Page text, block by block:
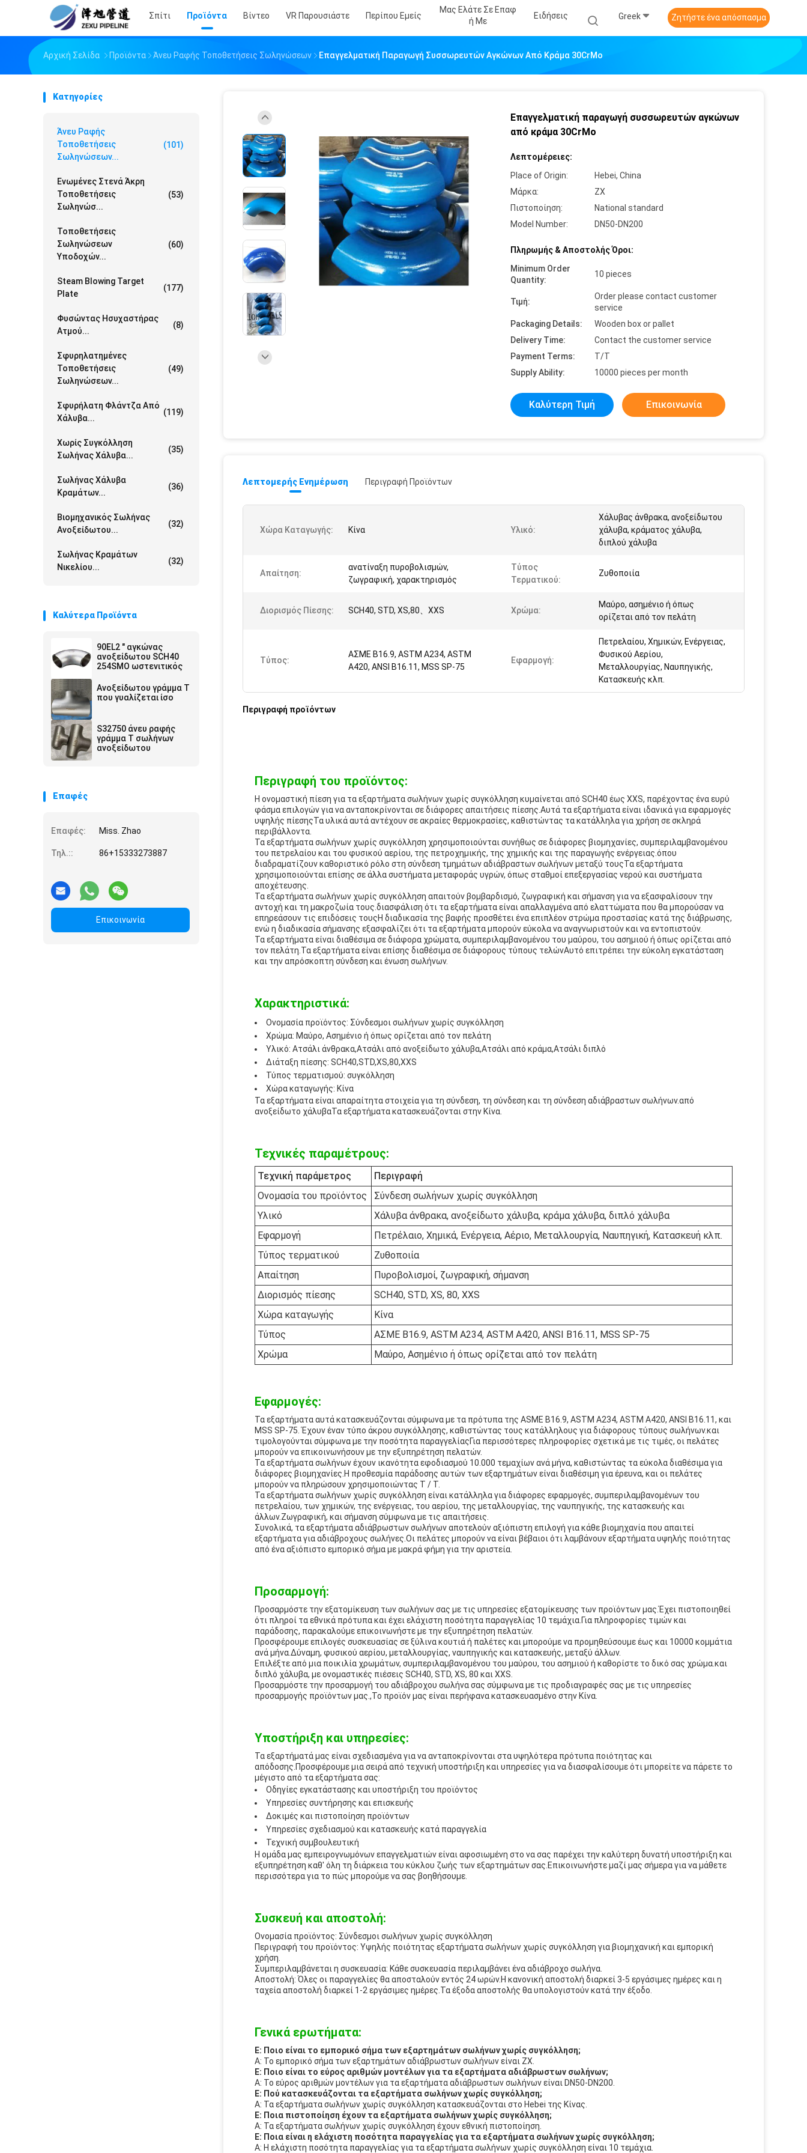
Σπίτι Προϊόντα Βίντεο VR Παρουσιάστε Περίπου Εμείς
Μας Ελάτε Σε Επαφ
Ή Με
Ειδήσεις Greek Ζητήστε ένα απόσπασμα
Αρχική Σελίδα Προϊόντα Άνευ Ραφής Τοποθετήσεις Σωληνώσεων Επαγγελματική Παραγωγή Συσσωρευτών Αγκώνων Από Κράμα 30CrMo
Κατηγορίες
Άνευ Ραφής
Τοποθετήσεις
Σωληνώσεων...
(101)
Ενωμένες Στενά Άκρη
Τοποθετήσεις
Σωληνώσ...
(53)
Τοποθετήσεις
Σωληνώσεων
Υποδοχών...
(60)
Steam Blowing Target
Plate
(177)
Φυσώντας Ησυχαστήρας
Ατμού...
(8)
Σφυρηλατημένες
Τοποθετήσεις
Σωληνώσεων...
(49)
Σφυρήλατη Φλάντζα Από
Χάλυβα...
(119)
Χωρίς Συγκόλληση
Σωλήνας Χάλυβα...
(35)
Σωλήνας Χάλυβα
Κραμάτων...
(36)
Βιομηχανικός Σωλήνας
Ανοξείδωτου...
(32)
Σωλήνας Κραμάτων
Νικελίου...
(32)
Καλύτερα Προϊόντα
90EL2 " αγκώνας
ανοξείδωτου SCH40
254SMO ωστενιτικός
Ανοξείδωτου γράμμα Τ
που γυαλίζεται ίσο
S32750 άνευ ραφής
γράμμα Τ σωλήνων
ανοξείδωτου
Επαφές
Επαφές: Miss. Zhao
Τηλ.:: 86+15333273887
Επικοινωνία
Επαγγελματική παραγωγή συσσωρευτών αγκώνων
από κράμα 30CrMo
Λεπτομέρειες:
Place of Origin:
Hebei, China
Μάρκα:
ZX
Πιστοποίηση:
National standard
Model Number:
DN50-DN200
Πληρωμής & Αποστολής Όροι:
Minimum Order
Quantity:
10 pieces
Τιμή:
Order please contact customer
service
Packaging Details:
Wooden box or pallet
Delivery Time:
Contact the customer service
Payment Terms:
T/T
Supply Ability:
10000 pieces per month
Καλύτερη Τιμή Επικοινωνία
Λεπτομερής Ενημέρωση Περιγραφή Προϊόντων
Χώρα Καταγωγής: Κίνα Υλικό:
Χάλυβας άνθρακα, ανοξείδωτου
χάλυβα, κράματος χάλυβα,
διπλού χάλυβα
Απαίτηση:
ανατίναξη πυροβολισμών,
ζωγραφική, χαρακτηρισμός
Τύπος
Τερματικού:
Ζυθοποιία
Διορισμός Πίεσης: SCH40, STD, XS,80、XXS Χρώμα:
Μαύρο, ασημένιο ή όπως
ορίζεται από τον πελάτη
Τύπος:
ΑΣΜΕ Β16.9, ASTM A234, ASTM
A420, ANSI B16.11, MSS SP-75
Εφαρμογή:
Πετρελαίου, Χημικών, Ενέργειας,
Φυσικού Αερίου,
Μεταλλουργίας, Ναυπηγικής,
Κατασκευής κλπ.
Περιγραφή προϊόντων
Περιγραφή του προϊόντος:
Η ονομαστική πίεση για τα εξαρτήματα σωλήνων χωρίς συγκόλληση κυμαίνεται από SCH40 έως XXS, παρέχοντας ένα ευρύ
φάσμα επιλογών για να ανταποκρίνονται σε διάφορες απαιτήσεις πίεσης.Αυτά τα εξαρτήματα είναι ιδανικά για εφαρμογές
υψηλής πίεσηςΤα υλικά αυτά αντέχουν σε ακραίες θερμοκρασίες, καθιστώντας τα κατάλληλα για χρήση σε σκληρά
περιβάλλοντα.
Τα εξαρτήματα σωλήνων χωρίς συγκόλληση χρησιμοποιούνται συνήθως σε διάφορες βιομηχανίες, συμπεριλαμβανομένου
του πετρελαίου και του φυσικού αερίου, της πετροχημικής, της χημικής και της παραγωγής ενέργειας.όπου
διαδραματίζουν καθοριστικό ρόλο στη σύνδεση τμημάτων αδιάβραστων σωλήνων μεταξύ τουςΤα εξαρτήματα
χρησιμοποιούνται επίσης σε άλλα συστήματα μεταφοράς υγρών, όπως σταθμοί επεξεργασίας νερού και συστήματα
αποχέτευσης.
Τα εξαρτήματα σωλήνων χωρίς συγκόλληση απαιτούν βομβαρδισμό, ζωγραφική και σήμανση για να εξασφαλίσουν την
αντοχή και τη μακροζωία τους.διασφάλιση ότι τα εξαρτήματα είναι απαλλαγμένα από ελαττώματα που θα μπορούσαν να
επηρεάσουν τις επιδόσεις τουςΗ διαδικασία της βαφής προσθέτει ένα επιπλέον στρώμα προστασίας κατά της διάβρωσης,
ενώ η διαδικασία σήμανσης εξασφαλίζει ότι τα εξαρτήματα μπορούν εύκολα να αναγνωριστούν και να εντοπιστούν.
Τα εξαρτήματα είναι διαθέσιμα σε διάφορα χρώματα, συμπεριλαμβανομένου του μαύρου, του ασημιού ή όπως ορίζεται από
τον πελάτη.Τα εξαρτήματα είναι επίσης διαθέσιμα σε διάφορους τύπους τελώνΑυτό επιτρέπει την εύκολη εγκατάσταση
και την απρόσκοπτη σύνδεση και ένωση σωλήνων.
Χαρακτηριστικά:
Ονομασία προϊόντος: Σύνδεσμοι σωλήνων χωρίς συγκόλληση
Χρώμα: Μαύρο, Ασημένιο ή όπως ορίζεται από τον πελάτη
Υλικό: Ατσάλι άνθρακα,Ατσάλι από ανοξείδωτο χάλυβα,Ατσάλι από κράμα,Ατσάλι διπλό
Διάταξη πίεσης: SCH40,STD,XS,80,XXS
Τύπος τερματισμού: συγκόλληση
Χώρα καταγωγής: Κίνα
Τα εξαρτήματα είναι απαραίτητα στοιχεία για τη σύνδεση, τη σύνδεση και τη σύνδεση αδιάβραστων σωλήνων.από
ανοξείδωτο χάλυβαΤα εξαρτήματα κατασκευάζονται στην Κίνα.
Τεχνικές παραμέτρους:
Τεχνική παράμετρος
Περιγραφή
Ονομασία του προϊόντος
Σύνδεση σωλήνων χωρίς συγκόλληση
Υλικό
Χάλυβα άνθρακα, ανοξείδωτο χάλυβα, κράμα χάλυβα, διπλό χάλυβα
Εφαρμογή
Πετρέλαιο, Χημικά, Ενέργεια, Αέριο, Μεταλλουργία, Ναυπηγική, Κατασκευή κλπ.
Τύπος τερματικού
Ζυθοποιία
Απαίτηση
Πυροβολισμοί, ζωγραφική, σήμανση
Διορισμός πίεσης
SCH40, STD, XS, 80, XXS
Χώρα καταγωγής
Κίνα
Τύπος
ΑΣΜΕ Β16.9, ASTM A234, ASTM A420, ANSI B16.11, MSS SP-75
Χρώμα
Μαύρο, Ασημένιο ή όπως ορίζεται από τον πελάτη
Εφαρμογές:
Τα εξαρτήματα αυτά κατασκευάζονται σύμφωνα με τα πρότυπα της ASME B16.9, ASTM A234, ASTM A420, ANSI B16.11, και
MSS SP-75. Έχουν έναν τύπο άκρου συγκόλλησης, καθιστώντας τους κατάλληλους για διάφορους τύπους σωλήνων.και
τιμολογούνται σύμφωνα με την ποσότητα παραγγελίαςΓια περισσότερες πληροφορίες σχετικά με τις τιμές, οι πελάτες
μπορούν να επικοινωνήσουν με την εξυπηρέτηση πελατών.
Τα εξαρτήματα σωλήνων έχουν ικανότητα εφοδιασμού 10.000 τεμαχίων ανά μήνα, καθιστώντας τα εύκολα διαθέσιμα για
διάφορες βιομηχανίες.Η προθεσμία παράδοσης αυτών των εξαρτημάτων είναι διαθέσιμη για έρευνα, και οι πελάτες
μπορούν να πληρώσουν χρησιμοποιώντας T / T.
Τα εξαρτήματα σωλήνων χωρίς συγκόλληση είναι κατάλληλα για διάφορες εφαρμογές, συμπεριλαμβανομένων του
πετρελαίου, των χημικών, της ενέργειας, του αερίου, της μεταλλουργίας, της ναυπηγικής, της κατασκευής και
άλλων.Ζωγραφική, και σήμανση σύμφωνα με τις απαιτήσεις.
Συνολικά, τα εξαρτήματα αδιάβρωστων σωλήνων αποτελούν αξιόπιστη επιλογή για κάθε βιομηχανία που απαιτεί
εξαρτήματα για αδιάβροχους σωλήνες.Οι πελάτες μπορούν να είναι βέβαιοι ότι λαμβάνουν εξαρτήματα υψηλής ποιότητας
από ένα αξιόπιστο εμπορικό σήμα με μακρά φήμη για την αριστεία.
Προσαρμογή:
Προσαρμόστε την εξατομίκευση των σωλήνων σας με τις υπηρεσίες εξατομίκευσης των προϊόντων μας.Έχει πιστοποιηθεί
ότι πληροί τα εθνικά πρότυπα και έχει ελάχιστη ποσότητα παραγγελίας 10 τεμάχια.Για πληροφορίες τιμών και
παράδοσης, παρακαλούμε επικοινωνήστε με την εξυπηρέτηση πελατών.
Προσφέρουμε επιλογές συσκευασίας σε ξύλινα κουτιά ή παλέτες και μπορούμε να προμηθεύσουμε έως και 10000 κομμάτια
ανά μήνα.Δύναμη, φυσικού αερίου, μεταλλουργίας, ναυπηγικής και κατασκευής, μεταξύ άλλων.
Επιλέξτε από μια ποικιλία χρωμάτων, συμπεριλαμβανομένου του μαύρου, του ασημιού ή καθορίστε το δικό σας χρώμα.και
διπλό χάλυβα, με ονομαστικές πιέσεις SCH40, STD, XS, 80 και XXS.
Προσαρμόστε την προσαρμογή του αδιάβροχου σωλήνα σας σύμφωνα με τις προδιαγραφές σας με τις υπηρεσίες
προσαρμογής προϊόντων μας.,Το προϊόν μας είναι περήφανα κατασκευασμένο στην Κίνα.
Υποστήριξη και υπηρεσίες:
Τα εξαρτήματά μας είναι σχεδιασμένα για να ανταποκρίνονται στα υψηλότερα πρότυπα ποιότητας και
απόδοσης.Προσφέρουμε μια σειρά από τεχνική υποστήριξη και υπηρεσίες για να διασφαλίσουμε ότι μπορείτε να πάρετε το
μέγιστο από τα εξαρτήματα σας:
Οδηγίες εγκατάστασης και υποστήριξη του προϊόντος
Υπηρεσίες συντήρησης και επισκευής
Δοκιμές και πιστοποίηση προϊόντων
Υπηρεσίες σχεδιασμού και κατασκευής κατά παραγγελία
Τεχνική συμβουλευτική
Η ομάδα μας εμπειρογνωμόνων επαγγελματιών είναι αφοσιωμένη στο να σας παρέχει την καλύτερη δυνατή υποστήριξη και
εξυπηρέτηση καθ' όλη τη διάρκεια του κύκλου ζωής των εξαρτημάτων σας.Επικοινωνήστε μαζί μας σήμερα για να μάθετε
περισσότερα για το πώς μπορούμε να σας βοηθήσουμε.
Συσκευή και αποστολή:
Ονομασία προϊόντος: Σύνδεσμοι σωλήνων χωρίς συγκόλληση
Περιγραφή του προϊόντος: Υψηλής ποιότητας εξαρτήματα σωλήνων χωρίς συγκόλληση για βιομηχανική και εμπορική
χρήση.
Συμπεριλαμβάνεται η συσκευασία: Κάθε συσκευασία περιλαμβάνει ένα αδιάβροχο σωλήνα.
Αποστολή: Όλες οι παραγγελίες θα αποσταλούν εντός 24 ωρών.Η κανονική αποστολή διαρκεί 3-5 εργάσιμες ημέρες και η
ταχεία αποστολή διαρκεί 1-2 εργάσιμες ημέρες.Τα έξοδα αποστολής θα υπολογιστούν κατά την έξοδο.
Γενικά ερωτήματα:
Ε: Ποιο είναι το εμπορικό σήμα των εξαρτημάτων σωλήνων χωρίς συγκόλληση;
Α: Το εμπορικό σήμα των εξαρτημάτων αδιάβρωστων σωλήνων είναι ZX.
Ε: Ποιο είναι το εύρος αριθμών μοντέλων για τα εξαρτήματα αδιάβρωστων σωλήνων;
Α: Το εύρος αριθμών μοντέλων για τα εξαρτήματα αδιάβρωστων σωλήνων είναι DN50-DN200.
Ε: Πού κατασκευάζονται τα εξαρτήματα σωλήνων χωρίς συγκόλληση;
Α: Τα εξαρτήματα σωλήνων χωρίς συγκόλληση κατασκευάζονται στο Hebei της Κίνας.
Ε: Ποια πιστοποίηση έχουν τα εξαρτήματα σωλήνων χωρίς συγκόλληση;
Α: Τα εξαρτήματα σωλήνων χωρίς συγκόλληση έχουν εθνική πιστοποίηση.
Ε: Ποια είναι η ελάχιστη ποσότητα παραγγελίας για τα εξαρτήματα σωλήνων χωρίς συγκόλληση;
Α: Η ελάχιστη ποσότητα παραγγελίας για τα εξαρτήματα σωλήνων χωρίς συγκόλληση είναι 10 τεμάχια.